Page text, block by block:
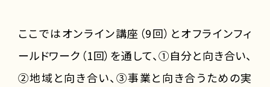
ここではオンライン講座（9回）とオフラインフィ
ールドワーク（1回）を通して、①自分と向き合い、
②地域と向き合い、③事業と向き合うための実